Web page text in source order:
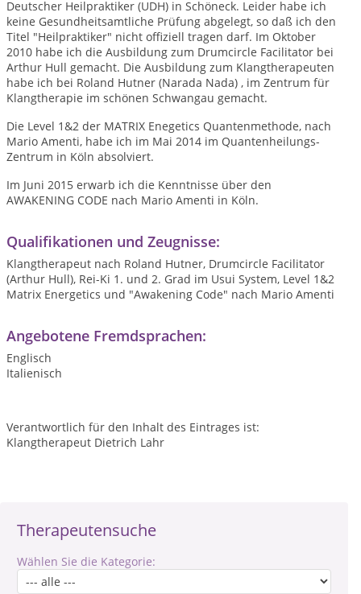
Therapeutensuche
Wählen Sie die Kategorie:
Deutscher Heilpraktiker (UDH) in Schöneck. Leider habe ich
keine Gesundheitsamtliche Prüfung abgelegt, so daß ich den
Titel "Heilpraktiker" nicht offiziell tragen darf. Im Oktober
2010 habe ich die Ausbildung zum Drumcircle Facilitator bei
Arthur Hull gemacht. Die Ausbildung zum Klangtherapeuten
habe ich bei Roland Hutner (Narada Nada) , im Zentrum für
Klangtherapie im schönen Schwangau gemacht.
Die Level 1&2 der MATRIX Enegetics Quantenmethode, nach
Mario Amenti, habe ich im Mai 2014 im Quantenheilungs-
Zentrum in Köln absolviert.
Im Juni 2015 erwarb ich die Kenntnisse über den
AWAKENING CODE nach Mario Amenti in Köln.
Qualifikationen und Zeugnisse:
Klangtherapeut nach Roland Hutner, Drumcircle Facilitator
(Arthur Hull), Rei-Ki 1. und 2. Grad im Usui System, Level 1&2
Matrix Energetics und "Awakening Code" nach Mario Amenti
Angebotene Fremdsprachen:
Englisch
Italienisch
Verantwortlich für den Inhalt des Eintrages ist:
Klangtherapeut Dietrich Lahr